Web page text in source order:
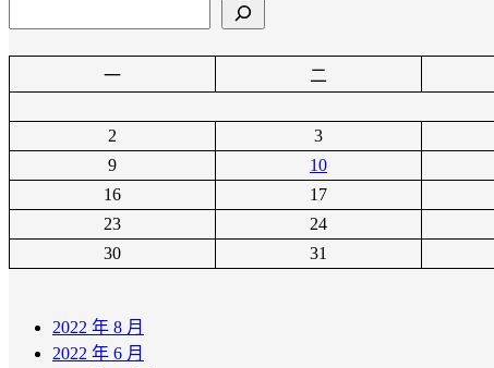
一
二
2
3
9
10
16
17
23
24
30
31
2022 年 8 月
2022 年 6 月